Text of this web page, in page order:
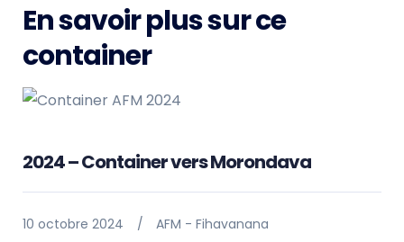
En savoir plus sur ce
container
2024 – Container vers Morondava
10 octobre 2024 AFM - Fihavanana